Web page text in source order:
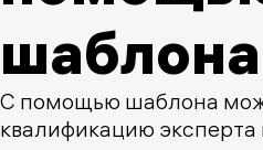
шаблона
С помощью шаблона
квалификацию